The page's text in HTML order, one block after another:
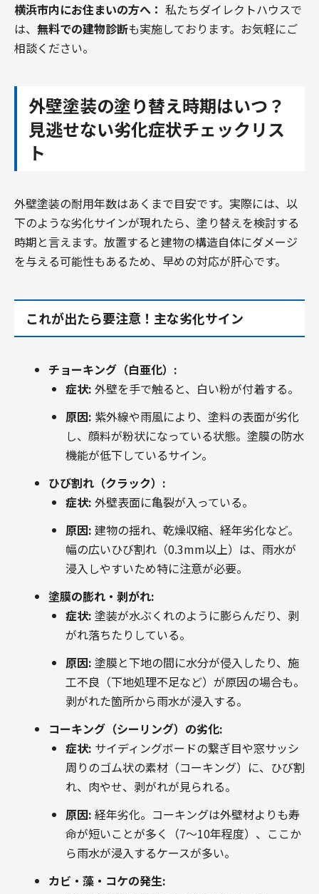
横浜市内にお住まいの方へ： 私たちダイレクトハウスで
は、 無料での建物診断も実施しております。お気軽にご
相談ください。
外壁塗装の塗り替え時期はいつ？
見逃せない劣化症状チェックリス
ト
外壁塗装の耐用年数はあくまで目安です。実際には、以
下のような劣化サインが現れたら、塗り替えを検討する
時期と言えます。放置すると建物の構造自体にダメージ
を与える可能性もあるため、早めの対応が肝心です。
これが出たら要注意！主な劣化サイン
チョーキング（白亜化）:
症状: 外壁を手で触ると、白い粉が付着する。
原因: 紫外線や雨風により、塗料の表面が劣化
し、顔料が粉状になっている状態。塗膜の防水
機能が低下しているサイン。
ひび割れ（クラック）:
症状: 外壁表面に亀裂が入っている。
原因: 建物の揺れ、乾燥収縮、経年劣化など。
幅の広いひび割れ（0.3mm以上）は、雨水が
浸入しやすいため特に注意が必要。
塗膜の膨れ・剥がれ:
症状: 塗装が水ぶくれのように膨らんだり、剥
がれ落ちたりしている。
原因: 塗膜と下地の間に水分が侵入したり、施
工不良（下地処理不足など）が原因の場合も。
剥がれた箇所から雨水が浸入する。
コーキング（シーリング）の劣化:
症状: サイディングボードの繋ぎ目や窓サッシ
周りのゴム状の素材（コーキング）に、ひび割
れ、肉やせ、剥がれが見られる。
原因: 経年劣化。コーキングは外壁材よりも寿
命が短いことが多く（7～10年程度）、ここか
ら雨水が浸入するケースが多い。
カビ・藻・コケの発生: